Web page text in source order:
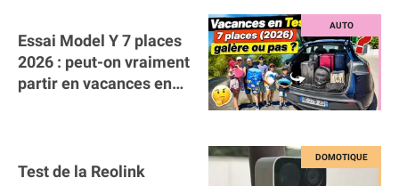
Essai Model Y 7 places
2026 : peut-on vraiment
partir en vacances en
Test de la Reolink